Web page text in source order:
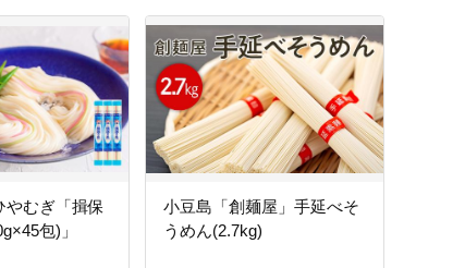
むぎ「揖保
包)」
小豆島「創麺屋」手延べそ
うめん(2.7kg)